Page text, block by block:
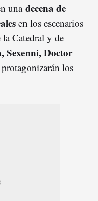
unadecena de
en los escenarios
la Catedral y de
Sexenni, Doctor
protagonizarán los